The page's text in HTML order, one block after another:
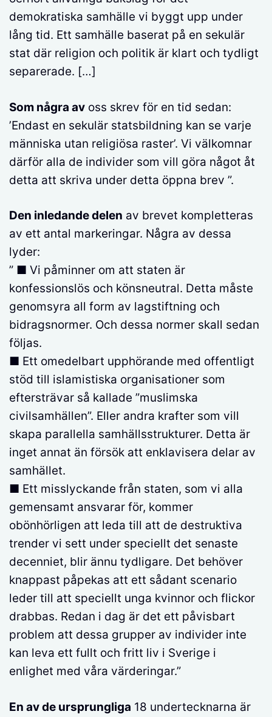
demokratiska samhälle vi byggt upp under
lång tid. Ett samhälle baserat på en sekulär
stat där religion och politik är klart och tydligt
separerade. […]
Som några av oss skrev för en tid sedan:
’Endast en sekulär statsbildning kan se varje
människa utan religiösa raster’. Vi välkomnar
därför alla de individer som vill göra något åt
detta att skriva under detta öppna brev ”.
Den inledande delen av brevet kompletteras
av ett antal markeringar. Några av dessa
lyder:
” ■ Vi påminner om att staten är
konfessionslös och könsneutral. Detta måste
genomsyra all form av lagstiftning och
bidragsnormer. Och dessa normer skall sedan
följas.
■ Ett omedelbart upphörande med offentligt
stöd till islamistiska organisationer som
eftersträvar så kallade ”muslimska
civilsamhällen”. Eller andra krafter som vill
skapa parallella samhällsstrukturer. Detta är
inget annat än försök att enklavisera delar av
samhället.
■ Ett misslyckande från staten, som vi alla
gemensamt ansvarar för, kommer
obönhörligen att leda till att de destruktiva
trender vi sett under speciellt det senaste
decenniet, blir ännu tydligare. Det behöver
knappast påpekas att ett sådant scenario
leder till att speciellt unga kvinnor och flickor
drabbas. Redan i dag är det ett påvisbart
problem att dessa grupper av individer inte
kan leva ett fullt och fritt liv i Sverige i
enlighet med våra värderingar.”
En av de ursprungliga 18 undertecknarna är